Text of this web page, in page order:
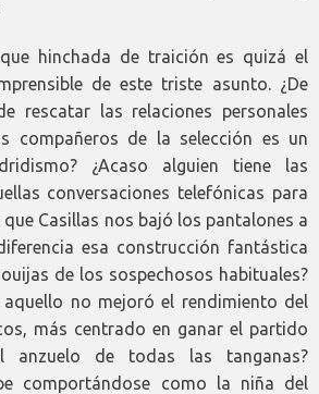
hinchada de traición es quizá el
de este triste asunto. ¿De
rescatar las relaciones personales
compañeros de la selección es un
¿Acaso alguien tiene las
conversaciones telefónicas para
Casillas nos bajó los pantalones a
esa construcción fantástica
de los sospechosos habituales?
aquello no mejoró el rendimiento del
más centrado en ganar el partido
anzuelo de todas las tanganas?
comportándose como la niña del